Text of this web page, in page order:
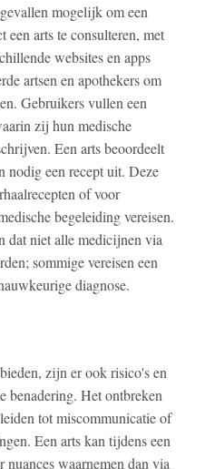
mogelijk om een
een arts te consulteren, met
websites en apps
artsen en apothekers om
Gebruikers vullen een
zij hun medische
Een arts beoordeelt
nodig een recept uit. Deze
of voor
begeleiding vereisen.
dat niet alle medicijnen via
sommige vereisen een
diagnose.
zijn er ook risico's en
benadering. Het ontbreken
tot miscommunicatie of
Een arts kan tijdens een
waarnemen dan via